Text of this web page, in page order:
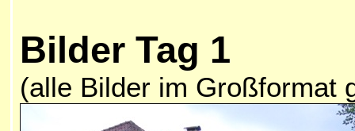
Bilder Tag 1
(alle Bilder im Großformat